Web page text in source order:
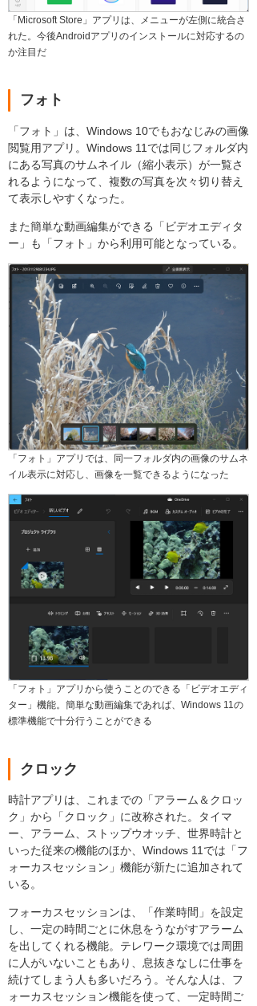
「Microsoft Store」アプリは、メニューが左側に統合さ
れた。今後Androidアプリのインストールに対応するの
か注目だ
フォト
「フォト」は、Windows 10でもおなじみの画像
閲覧用アプリ。Windows 11では同じフォルダ内
にある写真のサムネイル（縮小表示）が一覧さ
れるようになって、複数の写真を次々切り替え
て表示しやすくなった。
また簡単な動画編集ができる「ビデオエディタ
ー」も「フォト」から利用可能となっている。
「フォト」アプリでは、同一フォルダ内の画像のサムネ
イル表示に対応し、画像を一覧できるようになった
「フォト」アプリから使うことのできる「ビデオエディ
ター」機能。簡単な動画編集であれば、Windows 11の
標準機能で十分行うことができる
クロック
時計アプリは、これまでの「アラーム＆クロッ
ク」から「クロック」に改称された。タイマ
ー、アラーム、ストップウオッチ、世界時計と
いった従来の機能のほか、Windows 11では「フ
ォーカスセッション」機能が新たに追加されて
いる。
フォーカスセッションは、「作業時間」を設定
し、一定の時間ごとに休息をうながすアラーム
を出してくれる機能。テレワーク環境では周囲
に人がいないこともあり、息抜きなしに仕事を
続けてしまう人も多いだろう。そんな人は、フ
ォーカスセッション機能を使って、一定時間ご